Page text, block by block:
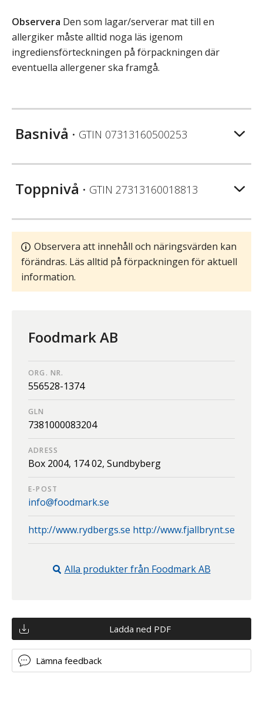
Observera Den som lagar/serverar mat till en
allergiker måste alltid noga läs igenom
ingrediensförteckningen på förpackningen där
eventuella allergener ska framgå.
Basnivå • GTIN 07313160500253
Toppnivå • GTIN 27313160018813
Observera att innehåll och näringsvärden kan
förändras. Läs alltid på förpackningen för aktuell
information.
Foodmark AB
ORG. NR.
556528-1374
GLN
7381000083204
ADRESS
Box 2004, 174 02, Sundbyberg
E-POST
info@foodmark.se
http://www.rydbergs.se http://www.fjallbrynt.se
Alla produkter från Foodmark AB
Ladda ned PDF
Lämna feedback